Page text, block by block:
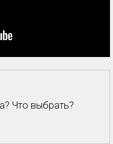
Что выбрать?